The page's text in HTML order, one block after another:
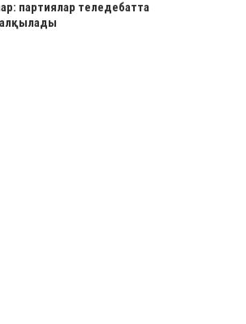
партиялар теледебатта